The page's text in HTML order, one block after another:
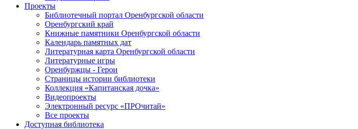
Проекты
Библиотечный портал Оренбургской области
Оренбургский край
Книжные памятники Оренбургской области
Календарь памятных дат
Литературная карта Оренбургской области
Литературные игры
Оренбуржцы - Герои
Страницы истории библиотеки
Коллекция «Капитанская дочка»
Видеопроекты
Электронный ресурс «ПРОчитай»
Все проекты
Доступная библиотека